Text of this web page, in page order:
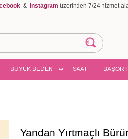
& Instagram üzerinden 7/24 hizmet
BÜYÜK BEDEN SAAT
Yandan Yırtmaçlı